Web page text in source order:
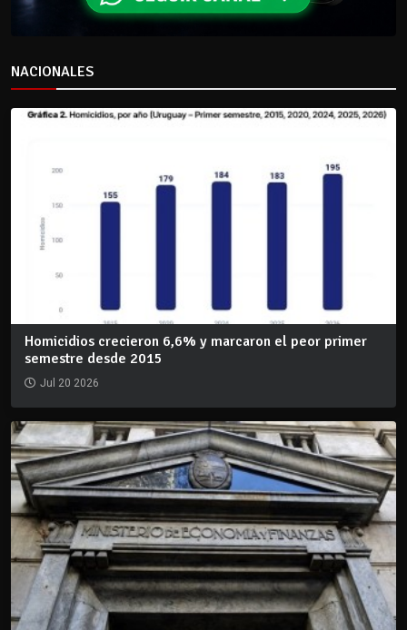
NACIONALES
Homicidios crecieron 6,6% y marcaron el peor primer
semestre desde 2015
Jul 20 2026